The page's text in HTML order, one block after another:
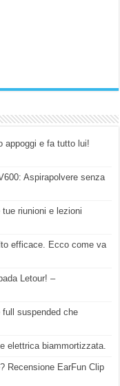
appoggi e fa tutto lui!
Aspirapolvere senza
riunioni e lezioni
efficace. Ecco come va
Letour! –
suspended che
elettrica biammortizzata.
Recensione EarFun Clip